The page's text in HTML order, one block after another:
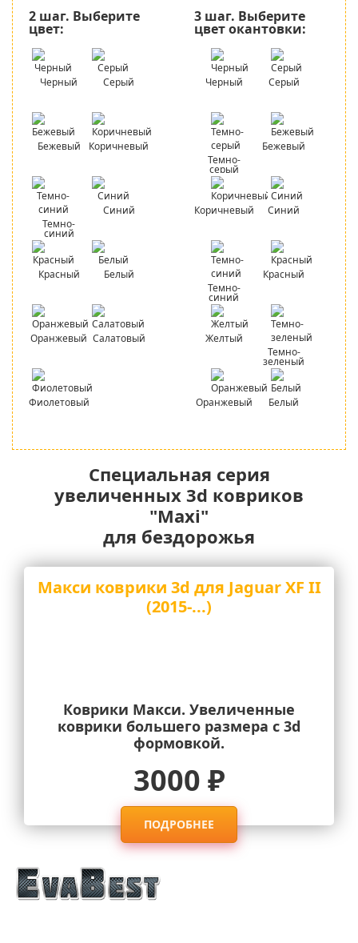
2 шаг. Выберите
цвет:
Черный Серый
Бежевый Коричневый
Темно-
синий
Синий
Красный Белый
Оранжевый Салатовый
Фиолетовый
3 шаг. Выберите
цвет окантовки:
Черный Серый
Темно-
серый
Бежевый
Коричневый Синий
Темно-
синий
Красный
Желтый
Темно-
зеленый
Оранжевый Белый
Специальная серия
увеличенных 3d ковриков
"Maxi"
для бездорожья
Макси коврики 3d для Jaguar XF II
(2015-...)
Коврики Макси. Увеличенные
коврики большего размера с 3d
формовкой.
3000 ₽
ПОДРОБНЕЕ